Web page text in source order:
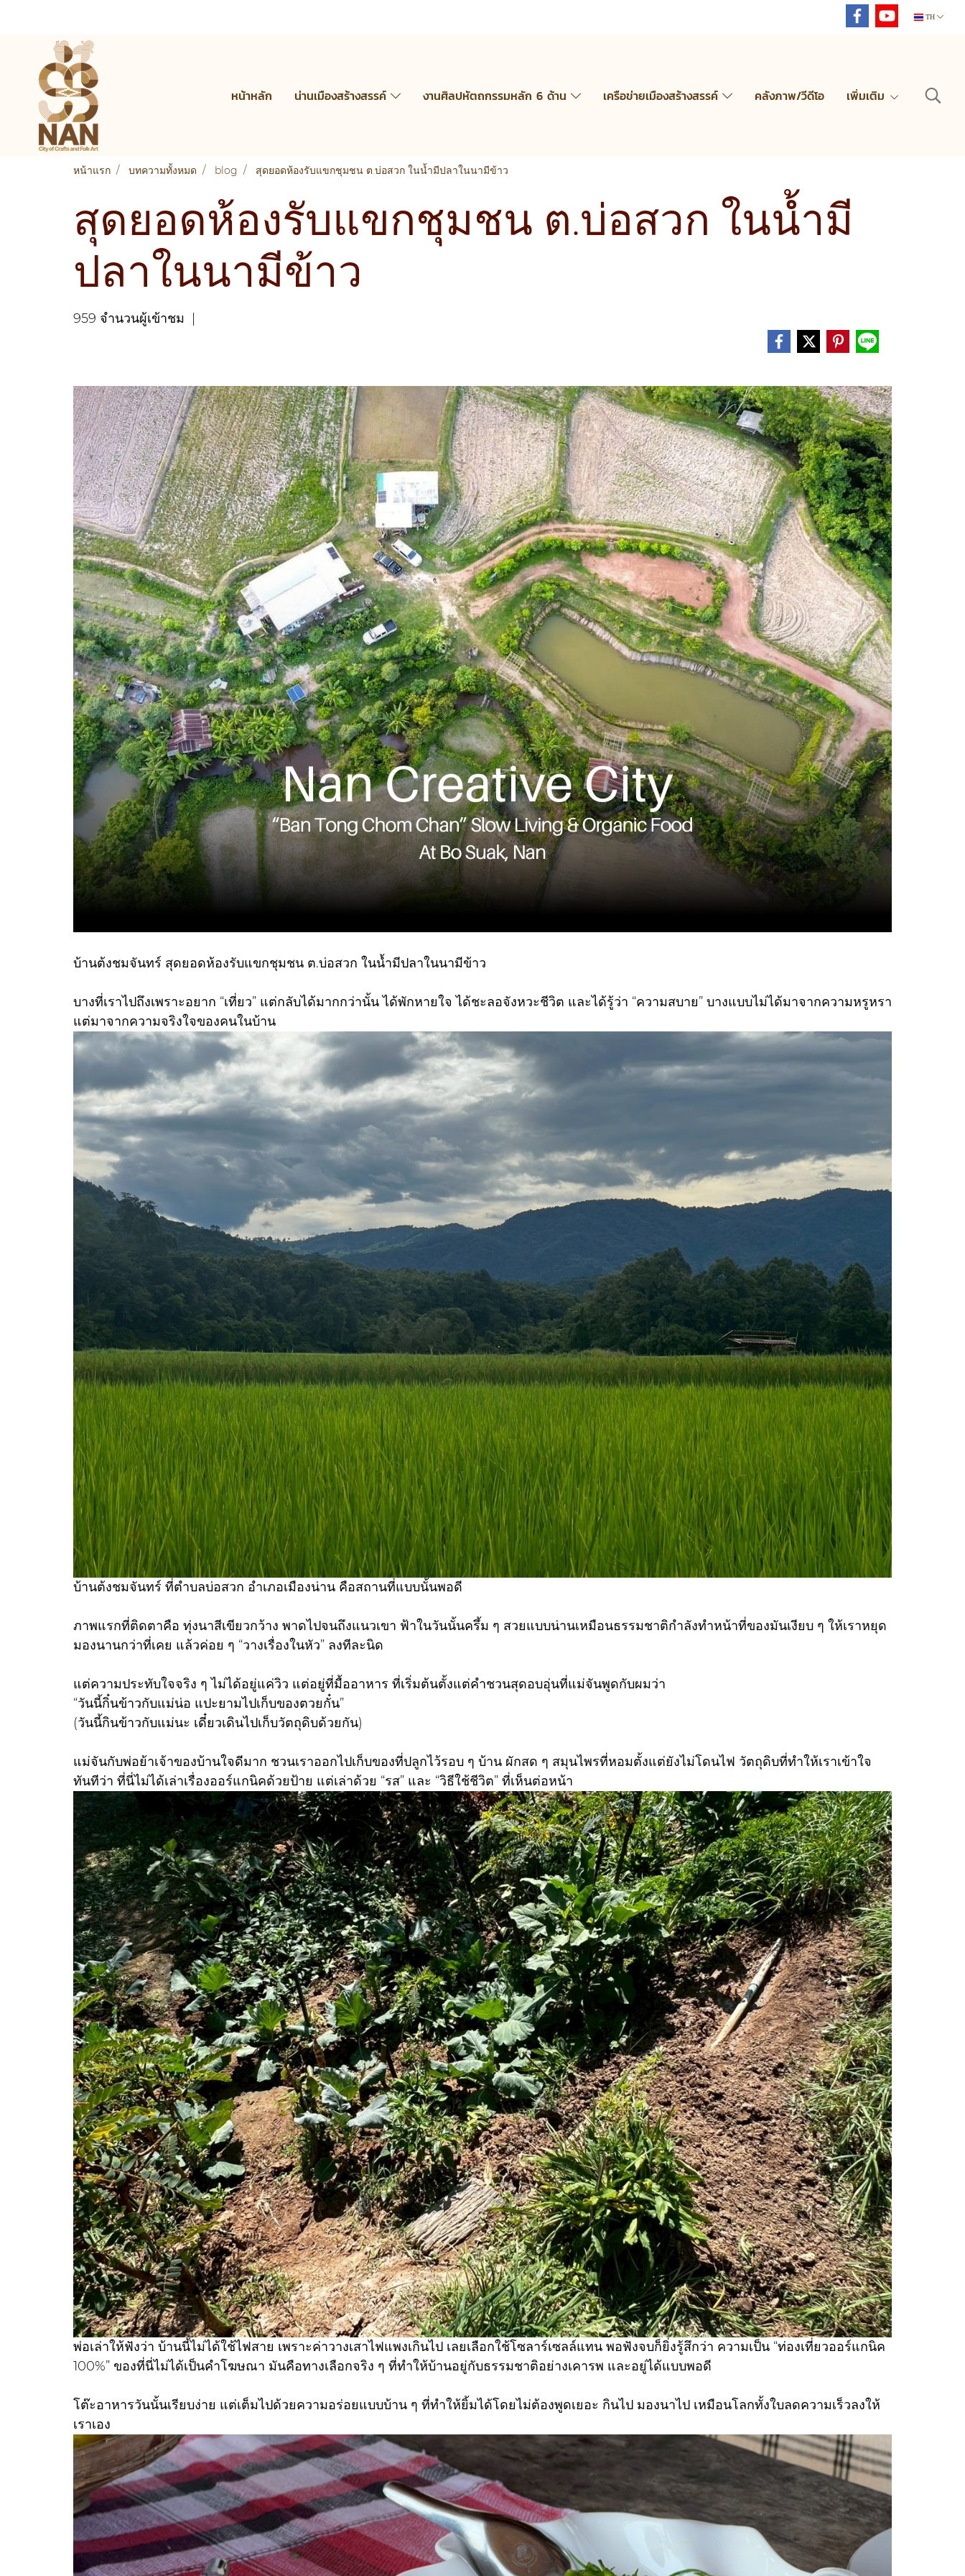
TH
หน้าหลัก น่านเมืองสร้างสรรค์ งานศิลปหัตถกรรมหลัก 6 ด้าน เครือข่ายเมืองสร้างสรรค์ คลังภาพ/วีดีโอ เพิ่มเติม
หน้าแรก บทความทั้งหมด blog สุดยอดห้องรับแขกชุมชน ต.บ่อสวก ในน้ำมีปลาในนามีข้าว
สุดยอดห้องรับแขกชุมชน ต.บ่อสวก ในน้ำมี
ปลาในนามีข้าว
959 จำนวนผู้เข้าชม
บ้านต้งชมจันทร์ สุดยอดห้องรับแขกชุมชน ต.บ่อสวก ในน้ำมีปลาในนามีข้าว
บางที่เราไปถึงเพราะอยาก “เที่ยว” แต่กลับได้มากกว่านั้น ได้พักหายใจ ได้ชะลอจังหวะชีวิต และได้รู้ว่า “ความสบาย” บางแบบไม่ได้มาจากความหรูหรา
แต่มาจากความจริงใจของคนในบ้าน
บ้านต้งชมจันทร์ ที่ตำบลบ่อสวก อำเภอเมืองน่าน คือสถานที่แบบนั้นพอดี
ภาพแรกที่ติดตาคือ ทุ่งนาสีเขียวกว้าง พาดไปจนถึงแนวเขา ฟ้าในวันนั้นครึ้ม ๆ สวยแบบน่านเหมือนธรรมชาติกำลังทำหน้าที่ของมันเงียบ ๆ ให้เราหยุด
มองนานกว่าที่เคย แล้วค่อย ๆ “วางเรื่องในหัว” ลงทีละนิด
แต่ความประทับใจจริง ๆ ไม่ได้อยู่แค่วิว แต่อยู่ที่มื้ออาหาร ที่เริ่มต้นตั้งแต่คำชวนสุดอบอุ่นที่แม่จันพูดกับผมว่า
“วันนี้กิ๋นข้าวกับแม่น่อ แปะยามไปเก็บของตวยกั๋น”
(วันนี้กินข้าวกับแม่นะ เดี๋ยวเดินไปเก็บวัตถุดิบด้วยกัน)
แม่จันกับพ่อย้าเจ้าของบ้านใจดีมาก ชวนเราออกไปเก็บของที่ปลูกไว้รอบ ๆ บ้าน ผักสด ๆ สมุนไพรที่หอมตั้งแต่ยังไม่โดนไฟ วัตถุดิบที่ทำให้เราเข้าใจ
ทันทีว่า ที่นี่ไม่ได้เล่าเรื่องออร์แกนิคด้วยป้าย แต่เล่าด้วย “รส” และ “วิธีใช้ชีวิต” ที่เห็นต่อหน้า
พ่อเล่าให้ฟังว่า บ้านนี้ไม่ได้ใช้ไฟสาย เพราะค่าวางเสาไฟแพงเกินไป เลยเลือกใช้โซลาร์เซลล์แทน พอฟังจบก็ยิ่งรู้สึกว่า ความเป็น “ท่องเที่ยวออร์แกนิค
100%” ของที่นี่ไม่ได้เป็นคำโฆษณา มันคือทางเลือกจริง ๆ ที่ทำให้บ้านอยู่กับธรรมชาติอย่างเคารพ และอยู่ได้แบบพอดี
โต๊ะอาหารวันนั้นเรียบง่าย แต่เต็มไปด้วยความอร่อยแบบบ้าน ๆ ที่ทำให้ยิ้มได้โดยไม่ต้องพูดเยอะ กินไป มองนาไป เหมือนโลกทั้งใบลดความเร็วลงให้
เราเอง